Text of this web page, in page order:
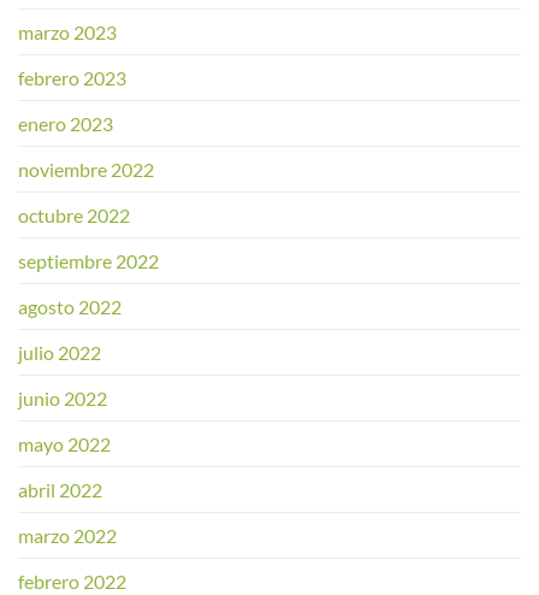
marzo 2023
febrero 2023
enero 2023
noviembre 2022
octubre 2022
septiembre 2022
agosto 2022
julio 2022
junio 2022
mayo 2022
abril 2022
marzo 2022
febrero 2022